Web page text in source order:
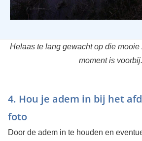
Helaas te lang gewacht op die
moment is voorbij.
4. Hou je adem in bij het
foto
Door de adem in te houden en